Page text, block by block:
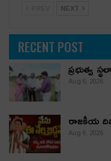
NEXT
RECENT POST
ప్రభుత్వ
Aug 6, 2026
రాజకీయ
Aug 6, 2026